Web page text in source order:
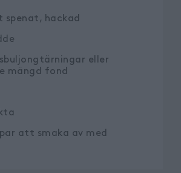
spenat, hackad
eller
mängd fond
att smaka av med